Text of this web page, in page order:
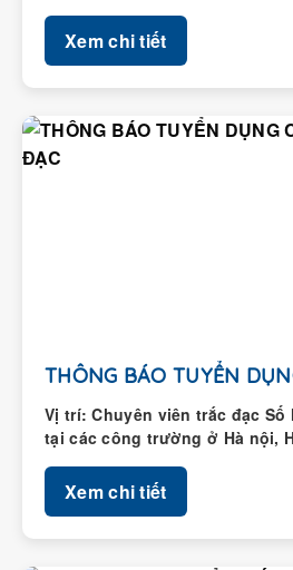
Xem chi tiết
Vị trí: Chuyên viên trắc đạc
tại các công trường ở Hà nội,
Xem chi tiết